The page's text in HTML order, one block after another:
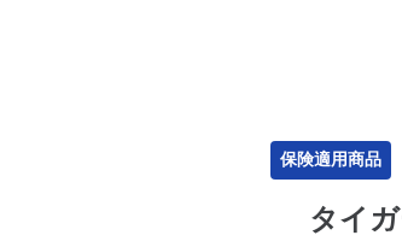
保険適用商品
タイ